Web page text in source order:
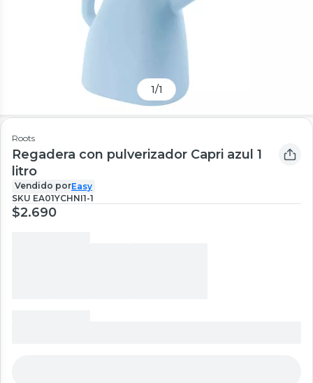
1/1
Roots
Regadera con pulverizador Capri azul 1
litro
Vendido porEasy
SKU EA01YCHNI1-1
$2.690